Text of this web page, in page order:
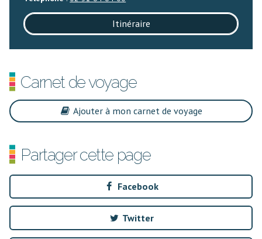
Itinéraire
Carnet de voyage
Ajouter à mon carnet de voyage
Partager cette page
Facebook
Twitter